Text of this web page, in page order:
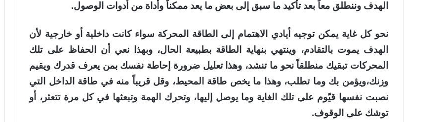
الهدف وننطلق معاً بعد تأكيد ما سبق إلى بعض ما يعد ممكناً وأداة من أدوات الوصول.
نحو كل غاية يمكن توجيه أيادي الاهتمام إلى الطاقة
المحركة سواء كانت داخلية أو خارجية لأن
الهدف يموت بالتقادم، وينتهي بنهاية الطاقة بطبيعة الحال، وبهذا نعي أن الحفاظ على تلك
المحركات تبقيك منطلقاً نحو ما تنشد، وهذا تعليل ضرورة إحاطة نفسك بمن يعرف قدرك ويقيم
وزنك،ويؤمن بك وما تطلب، وهذا ما يخص طاقة المحيط، وقل قريباً منه في طاقة الداخل التي
نصبت نفسها قيّوم على تلك الغاية وما يوصل إليها، وتحرك الهمة وتبعثها في كل مرة تتعثر، أو
توشك على الوقوف.